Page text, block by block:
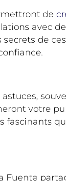
de
avec
de
votre
fascinants
Fuente